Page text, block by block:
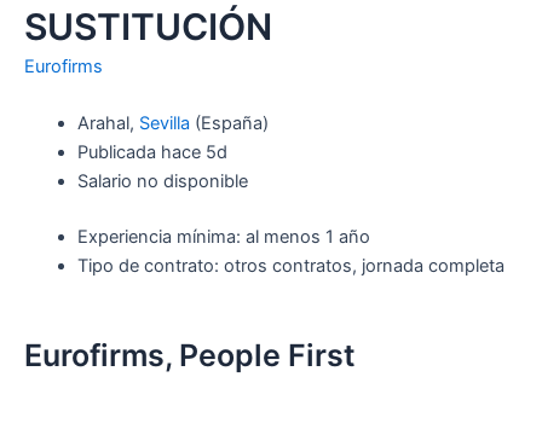
SUSTITUCIÓN
Eurofirms
Arahal, Sevilla (España)
Publicada hace 5d
Salario no disponible
Experiencia mínima: al menos 1 año
Tipo de contrato: otros contratos, jornada completa
Eurofirms, People First